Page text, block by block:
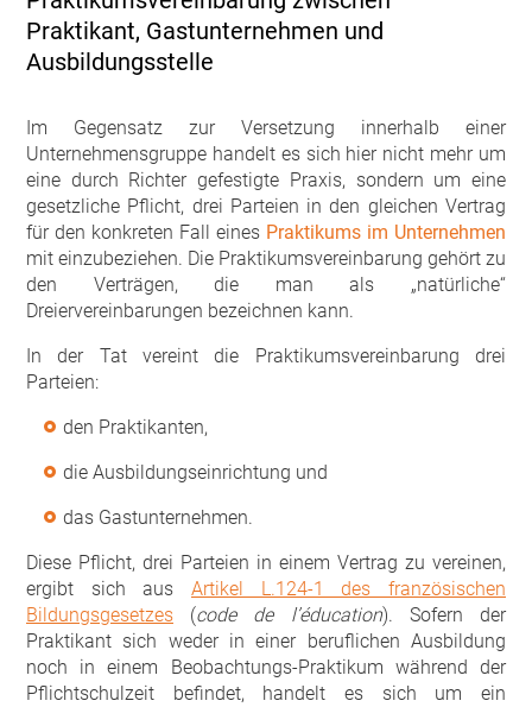
Praktikant, Gastunternehmen und
Ausbildungsstelle
Im Gegensatz zur Versetzung innerhalb einer
Unternehmensgruppe handelt es sich hier nicht mehr um
eine durch Richter gefestigte Praxis, sondern um eine
gesetzliche Pflicht, drei Parteien in den gleichen Vertrag
für den konkreten Fall eines Praktikums im Unternehmen
mit einzubeziehen. Die Praktikumsvereinbarung gehört zu
den Verträgen, die man als „natürliche“
Dreiervereinbarungen bezeichnen kann.
In der Tat vereint die Praktikumsvereinbarung drei
Parteien:
den Praktikanten,
die Ausbildungseinrichtung und
das Gastunternehmen.
Diese Pflicht, drei Parteien in einem Vertrag zu vereinen,
ergibt sich aus Artikel L.124-1 des französischen
Bildungsgesetzes (code de l’éducation). Sofern der
Praktikant sich weder in einer beruflichen Ausbildung
noch in einem Beobachtungs-Praktikum während der
Pflichtschulzeit befindet, handelt es sich um ein